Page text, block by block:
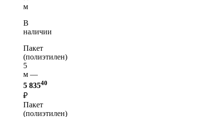
м
В
наличии
Пакет
(полиэтилен)
5
м —
5 83540
₽
Пакет
(полиэтилен)